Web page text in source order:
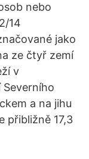
nebo
14
jako
ze čtyř zemí
v
a na jihu
přibližně 17,3